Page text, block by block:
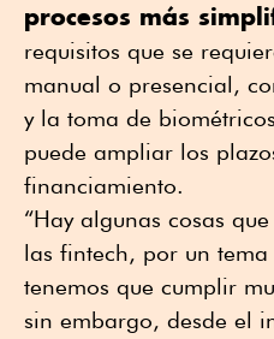
procesos más
requisitos que se
manual o presencial,
y la toma de
puede ampliar los
financiamiento.
“Hay algunas cosas
las fintech, por un
tenemos que cumplir
sin embargo, desde el